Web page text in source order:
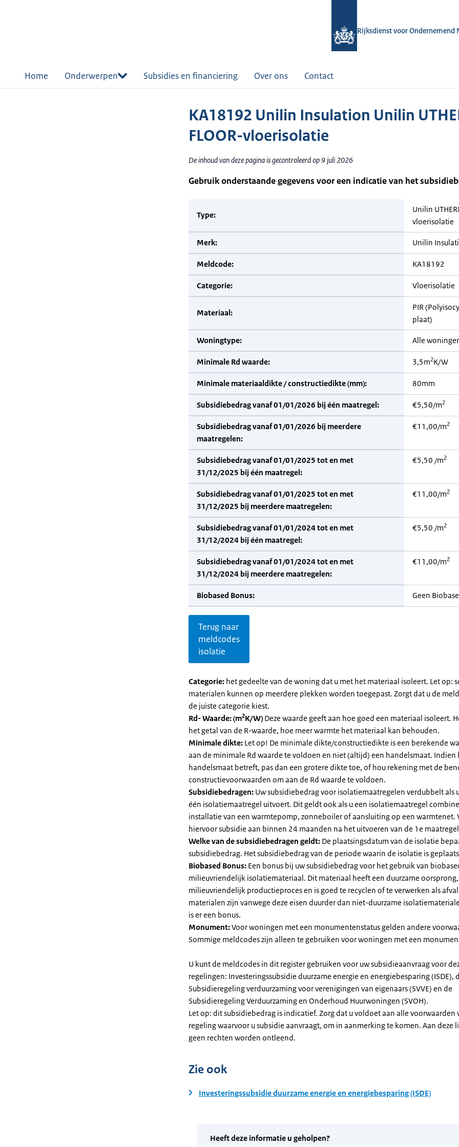
Rijksdienst voor Ondernemend
Home Onderwerpen Subsidies en financiering Over ons Contact
KA18192 Unilin Insulation Unilin
FLOOR-vloerisolatie
De inhoud van deze pagina is gecontroleerd op 9 juli 2026
Gebruik onderstaande gegevens voor een indicatie van het
Type:
Unilin
vloerisolatie
Merk: Unilin
Meldcode: KA18192
Categorie: Vloerisolatie
Materiaal:
PIR
plaat)
Woningtype: Alle
Minimale Rd waarde: 3,5m2K/W
Minimale materiaaldikte / constructiedikte (mm): 80mm
Subsidiebedrag vanaf 01/01/2026 bij één maatregel: €5,50/m2
Subsidiebedrag vanaf 01/01/2026 bij meerdere
maatregelen:
€11,00/m2
Subsidiebedrag vanaf 01/01/2025 tot en met
31/12/2025 bij één maatregel:
€5,50 /m2
Subsidiebedrag vanaf 01/01/2025 tot en met
31/12/2025 bij meerdere maatregelen:
€11,00/m2
Subsidiebedrag vanaf 01/01/2024 tot en met
31/12/2024 bij één maatregel:
€5,50 /m2
Subsidiebedrag vanaf 01/01/2024 tot en met
31/12/2024 bij meerdere maatregelen:
€11,00/m2
Biobased Bonus: Geen
Terug naar
meldcodes
isolatie
Categorie: het gedeelte van de woning dat u met het materiaal isoleert. Let op:
materialen kunnen op meerdere plekken worden toegepast. Zorgt dat u de
de juiste categorie kiest.
Rd- Waarde: (m2K/W) Deze waarde geeft aan hoe goed een materiaal isoleert.
het getal van de R-waarde, hoe meer warmte het materiaal kan behouden.
Minimale dikte: Let op! De minimale dikte/constructiedikte is een berekende
aan de minimale Rd waarde te voldoen en niet (altijd) een handelsmaat. Indien
handelsmaat betreft, pas dan een grotere dikte toe, of hou rekening met de
constructievoorwaarden om aan de Rd waarde te voldoen.
Subsidiebedragen: Uw subsidiebedrag voor isolatiemaatregelen verdubbelt als
één isolatiemaatregel uitvoert. Dit geldt ook als u een isolatiemaatregel
installatie van een warmtepomp, zonneboiler of aansluiting op een warmtenet.
hiervoor subsidie aan binnen 24 maanden na het uitvoeren van de 1e
Welke van de subsidiebedragen geldt: De plaatsingsdatum van de isolatie
subsidiebedrag. Het subsidiebedrag van de periode waarin de isolatie is
Biobased Bonus: Een bonus bij uw subsidiebedrag voor het gebruik van
milieuvriendelijk isolatiemateriaal. Dit materiaal heeft een duurzame oorsprong,
milieuvriendelijk productieproces en is goed te recyclen of te verwerken als
materialen zijn vanwege deze eisen duurder dan niet-duurzame
is er een bonus.
Monument:Voor woningen met een monumentenstatus gelden andere
Sommige meldcodes zijn alleen te gebruiken voor woningen met een
U kunt de meldcodes in dit register gebruiken voor uw subsidieaanvraag voor
regelingen: Investeringssubsidie duurzame energie en energiebesparing (ISDE),
Subsidieregeling verduurzaming voor verenigingen van eigenaars (SVVE) en de
Subsidieregeling Verduurzaming en Onderhoud Huurwoningen (SVOH).
Let op: dit subsidiebedrag is indicatief. Zorg dat u voldoet aan alle voorwaarden
regeling waarvoor u subsidie aanvraagt, om in aanmerking te komen. Aan deze
geen rechten worden ontleend.
Zie ook
Investeringssubsidie duurzame energie en energiebesparing (ISDE)